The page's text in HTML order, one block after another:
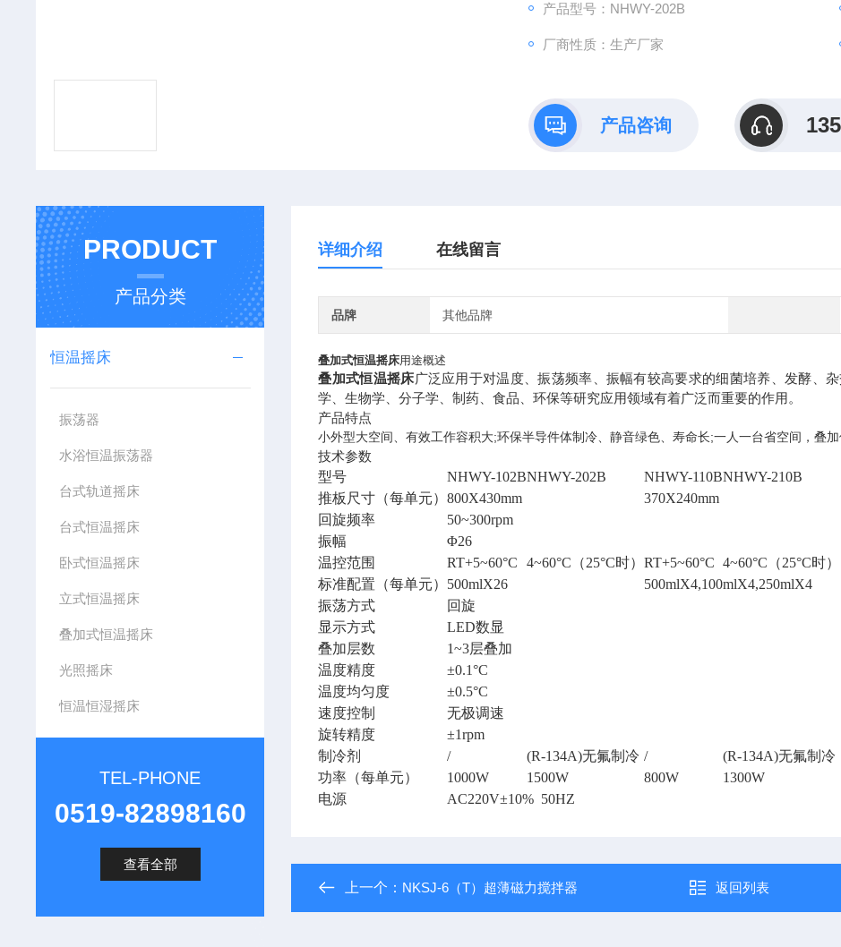
产品型号：NHWY-202B
厂商性质：生产厂家
产品咨询
PRODUCT
产品分类
恒温摇床
振荡器
水浴恒温振荡器
台式轨道摇床
台式恒温摇床
卧式恒温摇床
立式恒温摇床
叠加式恒温摇床
光照摇床
恒温恒湿摇床
TEL-PHONE
0519-82898160
查看全部
详细介绍 在线留言
品牌 其他品牌
叠加式恒温摇床用途概述
叠加式恒温摇床广泛应用于对温度、振荡频率、振幅有较高要求的细菌培养、发酵、
学、生物学、分子学、制药、食品、环保等研究应用领域有着广泛而重要的作用。
产品特点
小外型大空间、有效工作容积大;环保半导件体制冷、静音绿色、寿命长;一人一台省空间，叠
技术参数
型号
NHWY-102BNHWY-202B NHWY-110BNHWY-210B
推板尺寸（每单元）800X430mm
370X240mm
回旋频率
50~300rpm
振幅
Φ26
温控范围
RT+5~60°C 4~60°C（25°C时）RT+5~60°C
4~60°C（25°C时）
标准配置（每单元） 500mlX26
500mlX4,100mlX4,250mlX4
振荡方式
回旋
显示方式
LED数显
叠加层数
1~3层叠加
温度精度
±0.1°C
温度均匀度
±0.5°C
速度控制
无极调速
旋转精度
±1rpm
制冷剂
/ (R-134A)无氟制冷 /
(R-134A)无氟制冷
功率（每单元）
1000W 1500W 800W
1300W
电源
AC220V±10% 50HZ
上一个： NKSJ-6（T）超薄磁力搅拌器 返回列表